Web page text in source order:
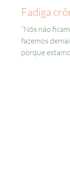
Fadiga
“Nós não
fazemos
porque